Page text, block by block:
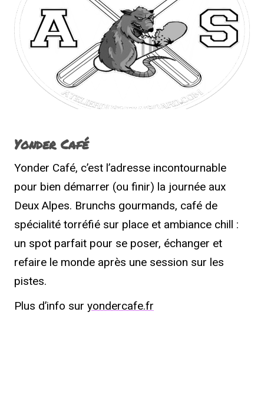
Yonder Café
Yonder Café, c’est l’adresse incontournable
pour bien démarrer (ou finir) la journée aux
Deux Alpes. Brunchs gourmands, café de
spécialité torréfié sur place et ambiance chill :
un spot parfait pour se poser, échanger et
refaire le monde après une session sur les
pistes.
Plus d’info sur yondercafe.fr